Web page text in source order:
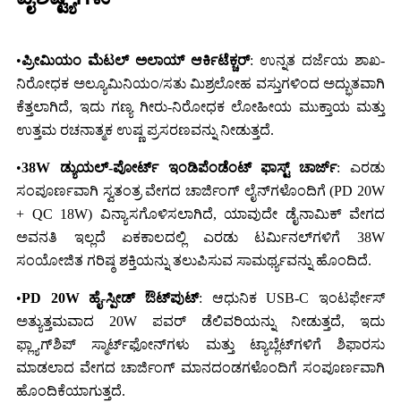
•ಪ್ರೀಮಿಯಂ ಮೆಟಲ್ ಅಲಾಯ್ ಆರ್ಕಿಟೆಕ್ಚರ್: ಉನ್ನತ ದರ್ಜೆಯ ಶಾಖ-
ನಿರೋಧಕ ಅಲ್ಯೂಮಿನಿಯಂ/ಸತು ಮಿಶ್ರಲೋಹ ವಸ್ತುಗಳಿಂದ ಅದ್ಭುತವಾಗಿ
ಕೆತ್ತಲಾಗಿದೆ, ಇದು ಗಣ್ಯ ಗೀರು-ನಿರೋಧಕ ಲೋಹೀಯ ಮುಕ್ತಾಯ ಮತ್ತು
ಉತ್ತಮ ರಚನಾತ್ಮಕ ಉಷ್ಣ ಪ್ರಸರಣವನ್ನು ನೀಡುತ್ತದೆ.
•38W ಡ್ಯುಯಲ್-ಪೋರ್ಟ್ ಇಂಡಿಪೆಂಡೆಂಟ್ ಫಾಸ್ಟ್ ಚಾರ್ಜ್: ಎರಡು
ಸಂಪೂರ್ಣವಾಗಿ ಸ್ವತಂತ್ರ ವೇಗದ ಚಾರ್ಜಿಂಗ್ ಲೈನ್‌ಗಳೊಂದಿಗೆ (PD 20W
+ QC 18W) ವಿನ್ಯಾಸಗೊಳಿಸಲಾಗಿದೆ, ಯಾವುದೇ ಡೈನಾಮಿಕ್ ವೇಗದ
ಅವನತಿ ಇಲ್ಲದೆ ಏಕಕಾಲದಲ್ಲಿ ಎರಡು ಟರ್ಮಿನಲ್‌ಗಳಿಗೆ 38W
ಸಂಯೋಜಿತ ಗರಿಷ್ಠ ಶಕ್ತಿಯನ್ನು ತಲುಪಿಸುವ ಸಾಮರ್ಥ್ಯವನ್ನು ಹೊಂದಿದೆ.
•PD 20W ಹೈ-ಸ್ಪೀಡ್ ಔಟ್‌ಪುಟ್: ಆಧುನಿಕ USB-C ಇಂಟರ್ಫೇಸ್
ಅತ್ಯುತ್ತಮವಾದ 20W ಪವರ್ ಡೆಲಿವರಿಯನ್ನು ನೀಡುತ್ತದೆ, ಇದು
ಫ್ಲ್ಯಾಗ್‌ಶಿಪ್ ಸ್ಮಾರ್ಟ್‌ಫೋನ್‌ಗಳು ಮತ್ತು ಟ್ಯಾಬ್ಲೆಟ್‌ಗಳಿಗೆ ಶಿಫಾರಸು
ಮಾಡಲಾದ ವೇಗದ ಚಾರ್ಜಿಂಗ್ ಮಾನದಂಡಗಳೊಂದಿಗೆ ಸಂಪೂರ್ಣವಾಗಿ
ಹೊಂದಿಕೆಯಾಗುತ್ತದೆ.